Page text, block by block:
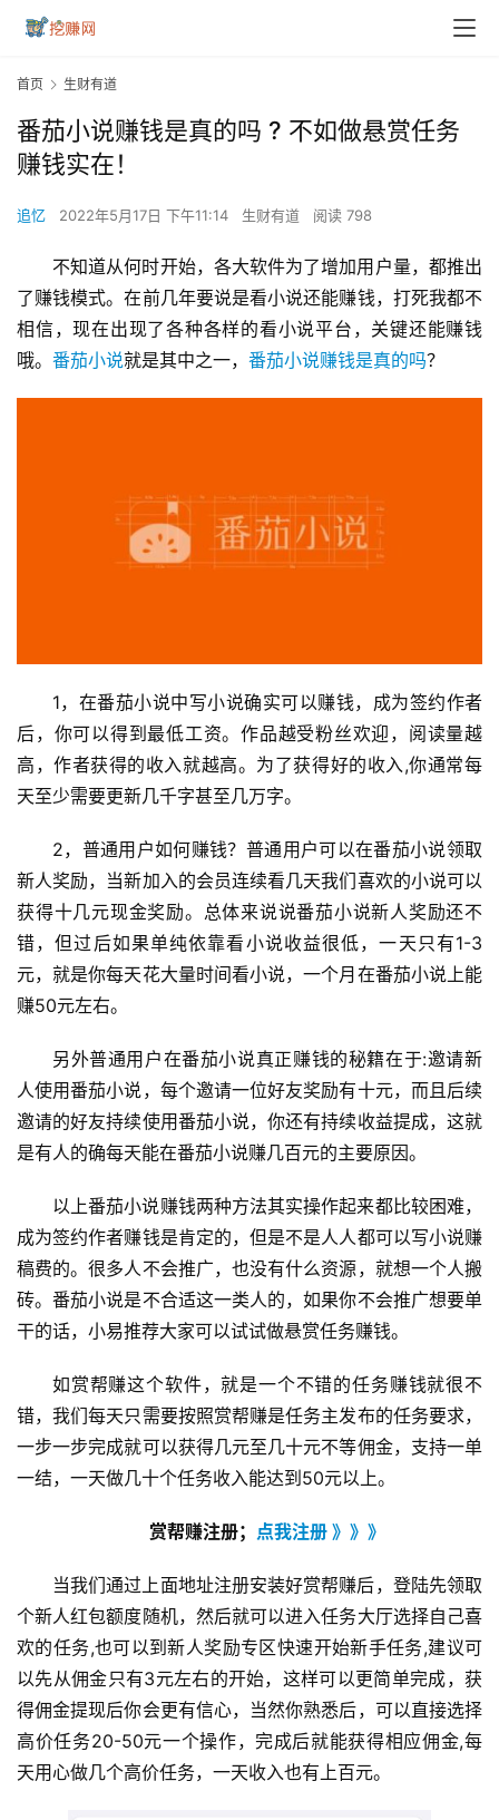
首页 生财有道
番茄小说赚钱是真的吗 ? 不如做悬赏任务
赚钱实在！
追忆 2022年5月17日 下午11:14 生财有道 阅读 798
不知道从何时开始，各大软件为了增加用户量，都推出
了赚钱模式。在前几年要说是看小说还能赚钱，打死我都不
相信，现在出现了各种各样的看小说平台，关键还能赚钱
哦。 番茄小说就是其中之一， 番茄小说赚钱是真的吗？
1，在番茄小说中写小说确实可以赚钱，成为签约作者
后，你可以得到最低工资。作品越受粉丝欢迎，阅读量越
高，作者获得的收入就越高。为了获得好的收入,你通常每
天至少需要更新几千字甚至几万字。
2，普通用户如何赚钱？普通用户可以在番茄小说领取
新人奖励，当新加入的会员连续看几天我们喜欢的小说可以
获得十几元现金奖励。总体来说说番茄小说新人奖励还不
错，但过后如果单纯依靠看小说收益很低，一天只有1-3
元，就是你每天花大量时间看小说，一个月在番茄小说上能
赚50元左右。
另外普通用户在番茄小说真正赚钱的秘籍在于:邀请新
人使用番茄小说，每个邀请一位好友奖励有十元，而且后续
邀请的好友持续使用番茄小说，你还有持续收益提成，这就
是有人的确每天能在番茄小说赚几百元的主要原因。
以上番茄小说赚钱两种方法其实操作起来都比较困难，
成为签约作者赚钱是肯定的，但是不是人人都可以写小说赚
稿费的。很多人不会推广，也没有什么资源，就想一个人搬
砖。番茄小说是不合适这一类人的，如果你不会推广想要单
干的话，小易推荐大家可以试试做悬赏任务赚钱。
如赏帮赚这个软件，就是一个不错的任务赚钱就很不
错，我们每天只需要按照赏帮赚是任务主发布的任务要求，
一步一步完成就可以获得几元至几十元不等佣金，支持一单
一结，一天做几十个任务收入能达到50元以上。
赏帮赚注册； 点我注册 》》》
当我们通过上面地址注册安装好赏帮赚后，登陆先领取
个新人红包额度随机，然后就可以进入任务大厅选择自己喜
欢的任务,也可以到新人奖励专区快速开始新手任务,建议可
以先从佣金只有3元左右的开始，这样可以更简单完成，获
得佣金提现后你会更有信心，当然你熟悉后，可以直接选择
高价任务20-50元一个操作，完成后就能获得相应佣金,每
天用心做几个高价任务，一天收入也有上百元。